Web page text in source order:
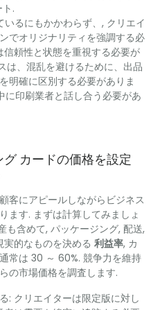
.
いるにもかかわらず、, クリエイ
でオリジナリティを強調する必
頼性と状態を重視する必要が
は、混乱を避けるために、出品
明確に区別する必要がありま
印刷業者と話し合う必要があ
カードの価格を設定
客にアピールしながらビジネス
ます. まずは計算してみましょ
も含めて, パッケージング, 配送,
的なものを決める 利益率, カ
常は 30 ～ 60%. 競争力を維持
の市場価格を調査します.
: クリエイターは限定版に対し